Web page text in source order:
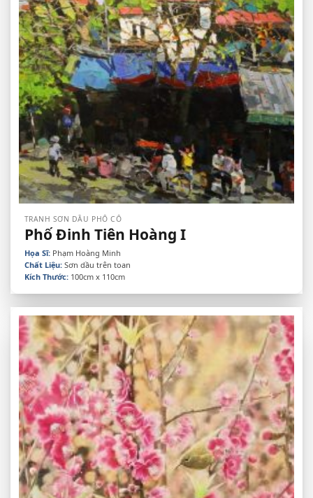
TRANH SƠN DẦU PHỐ CỔ
Phố Đinh Tiên Hoàng I
Họa Sĩ: Phạm Hoàng Minh
Chất Liệu: Sơn dầu trên toan
Kích Thước:100cm x 110cm